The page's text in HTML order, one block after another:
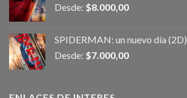
Desde: $8.000,00
SPIDERMAN: un nuevo día (2D)
Desde: $7.000,00